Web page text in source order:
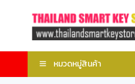
หมวดหมู่สินค้า